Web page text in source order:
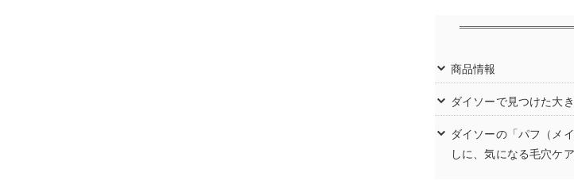
商品情報
ダイソーで見つけた大
ダイソーの「パフ（メ
しに、気になる毛穴ケ